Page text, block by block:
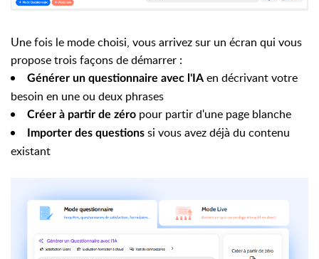
Une fois le mode choisi, vous arrivez sur un écran qui vous
propose trois façons de démarrer :
Générer un questionnaire avec l'IA en décrivant votre
besoin en une ou deux phrases
Créer à partir de zéro pour partir d'une page blanche
Importer des questions si vous avez déjà du contenu
existant